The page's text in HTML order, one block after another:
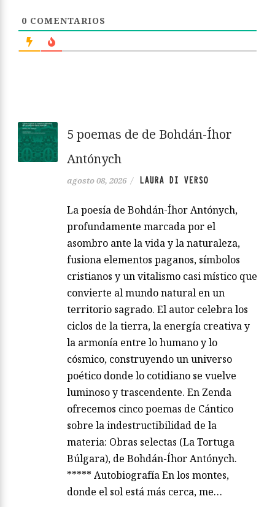
0 COMENTARIOS
5 poemas de de Bohdán-Íhor
Antónych
agosto 08, 2026 / LAURA DI VERSO
La poesía de Bohdán-Íhor Antónych,
profundamente marcada por el
asombro ante la vida y la naturaleza,
fusiona elementos paganos, símbolos
cristianos y un vitalismo casi místico que
convierte al mundo natural en un
territorio sagrado. El autor celebra los
ciclos de la tierra, la energía creativa y
la armonía entre lo humano y lo
cósmico, construyendo un universo
poético donde lo cotidiano se vuelve
luminoso y trascendente. En Zenda
ofrecemos cinco poemas de Cántico
sobre la indestructibilidad de la
materia: Obras selectas (La Tortuga
Búlgara), de Bohdán-Íhor Antónych.
***** Autobiografía En los montes,
donde el sol está más cerca, me…